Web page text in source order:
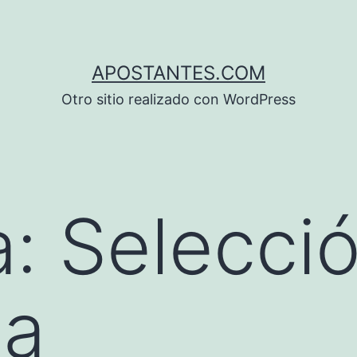
APOSTANTES.COM
Otro sitio realizado con WordPress